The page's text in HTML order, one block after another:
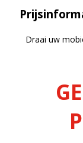
Draai uw